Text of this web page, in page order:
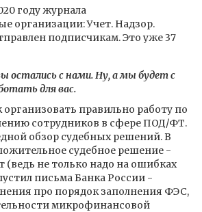
году журнала
организации: Учет. Надзор.
подписчикам. Это уже 37
остались с нами. Ну, а мы будет с
для вас.
правильно работу по
сотрудников в сфере ПОД/ФТ.
обзор судебных решений. В
судебное решение -
(ведь не только надо на ошибках
письма Банка России -
про порядок заполнения ФЭС,
микрофинансовой